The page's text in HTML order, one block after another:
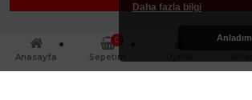
Daha fazla bilgi
Anladım
Anasayfa Sepetim
0